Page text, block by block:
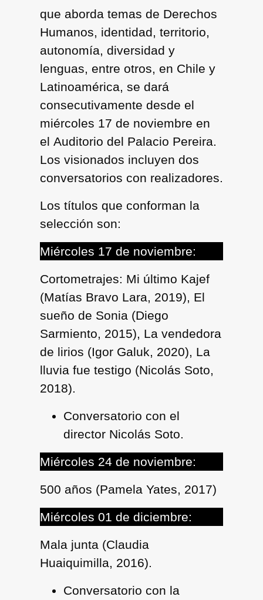
que aborda temas de Derechos
Humanos, identidad, territorio,
autonomía, diversidad y
lenguas, entre otros, en Chile y
Latinoamérica, se dará
consecutivamente desde el
miércoles 17 de noviembre en
el Auditorio del Palacio Pereira.
Los visionados incluyen dos
conversatorios con realizadores.
Los títulos que conforman la
selección son:
Miércoles 17 de noviembre:
Cortometrajes: Mi último Kajef
(Matías Bravo Lara, 2019), El
sueño de Sonia (Diego
Sarmiento, 2015), La vendedora
de lirios (Igor Galuk, 2020), La
lluvia fue testigo (Nicolás Soto,
2018).
Conversatorio con el
director Nicolás Soto.
Miércoles 24 de noviembre:
500 años (Pamela Yates, 2017)
Miércoles 01 de diciembre:
Mala junta (Claudia
Huaiquimilla, 2016).
Conversatorio con la